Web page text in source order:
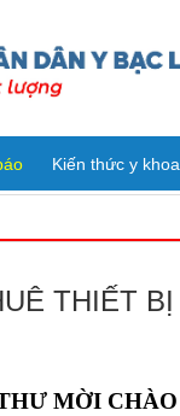
Kiến thức y khoa
THIẾT
MỜI